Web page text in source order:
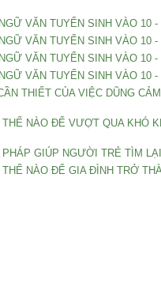
VĂN TUYỂN SINH VÀO 10 -
VĂN TUYỂN SINH VÀO 10 -
VĂN TUYỂN SINH VÀO 10 -
VĂN TUYỂN SINH VÀO 10 -
THIẾT CỦA VIỆC DŨNG
NÀO ĐỂ VƯỢT QUA KHÓ
GIÚP NGƯỜI TRẺ TÌM
NÀO ĐỂ GIA ĐÌNH TRỞ